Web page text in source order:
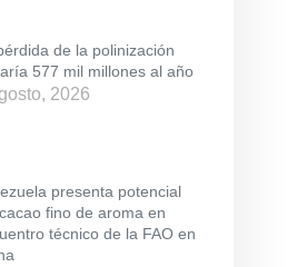
de la polinización
577 mil millones al año
2026
presenta potencial
fino de aroma en
técnico de la FAO en